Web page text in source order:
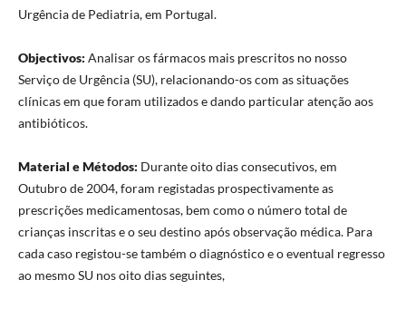
Urgência de Pediatria, em Portugal.
Objectivos: Analisar os fármacos mais prescritos no nosso
Serviço de Urgência (SU), relacionando-os com as situações
clínicas em que foram utilizados e dando particular atenção aos
antibióticos.
Material e Métodos: Durante oito dias consecutivos, em
Outubro de 2004, foram registadas prospectivamente as
prescrições medicamentosas, bem como o número total de
crianças inscritas e o seu destino após observação médica. Para
cada caso registou-se também o diagnóstico e o eventual regresso
ao mesmo SU nos oito dias seguintes,